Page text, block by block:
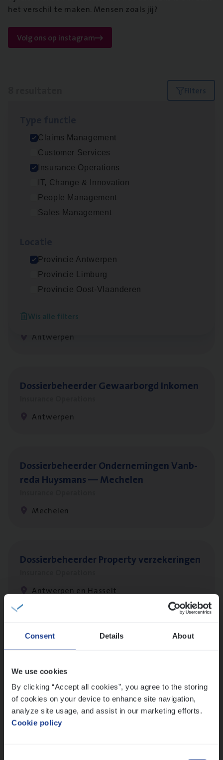
Consent Details About
We use cookies
By clicking “Accept all cookies”, you agree to the storing
of cookies on your device to enhance site navigation,
analyze site usage, and assist in our marketing efforts.
Cookie policy
het verschil te maken. Mensen zoals jij?
Volg ons op instagram
Filters
Claims Management
Customer Services
Insurance Operations
IT, Change & Innovation
People Management
Sales Management
Provincie Antwerpen
Provincie Limburg
Provincie Oost-Vlaanderen
Wis alle filters
Advisor/​Configuratie ana­lyst Part­ner in
Benefits
Insurance Operations
Beveren
Antwerpen
Insurance Operations
Antwerpen
Dos­sier­be­heer­der Gewaar­borgd Inkomen
Antwerpen
Dos­sier­be­heer­der Onder­ne­min­gen Van­b­
re­da Huys­mans — Mechelen
Mechelen
Dos­sier­be­heer­der Pro­per­ty verzekeringen
Antwerpen en Hasselt
Dos­sier­be­heer­der ver­ze­ke­rin­gen — Soci­al
Pro­fit en Public
Insurance Operations
Antwerpen